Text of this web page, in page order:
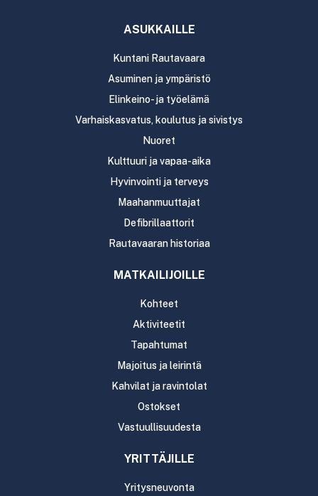
ASUKKAILLE
Kuntani Rautavaara
Asuminen ja ympäristö
Elinkeino- ja työelämä
Varhaiskasvatus, koulutus ja sivistys
Nuoret
Kulttuuri ja vapaa-aika
Hyvinvointi ja terveys
Maahanmuuttajat
Defibrillaattorit
Rautavaaran historiaa
MATKAILIJOILLE
Kohteet
Aktiviteetit
Tapahtumat
Majoitus ja leirintä
Kahvilat ja ravintolat
Ostokset
Vastuullisuudesta
YRITTÄJILLE
Yritysneuvonta